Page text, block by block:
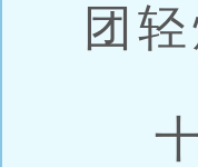
团轻
十